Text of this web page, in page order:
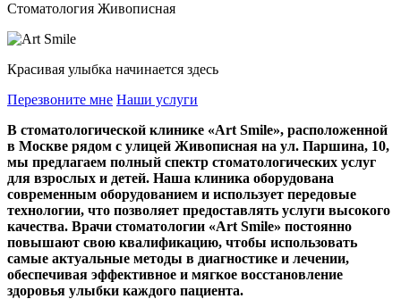
Стоматология Живописная
Красивая улыбка начинается здесь
Перезвоните мне Наши услуги
В стоматологической клинике «Art Smile», расположенной
в Москве рядом с улицей Живописная на ул. Паршина, 10,
мы предлагаем полный спектр стоматологических услуг
для взрослых и детей. Наша клиника оборудована
современным оборудованием и использует передовые
технологии, что позволяет предоставлять услуги высокого
качества. Врачи стоматологии «Art Smile» постоянно
повышают свою квалификацию, чтобы использовать
самые актуальные методы в диагностике и лечении,
обеспечивая эффективное и мягкое восстановление
здоровья улыбки каждого пациента.